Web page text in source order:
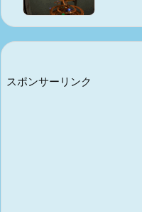
スポンサーリンク